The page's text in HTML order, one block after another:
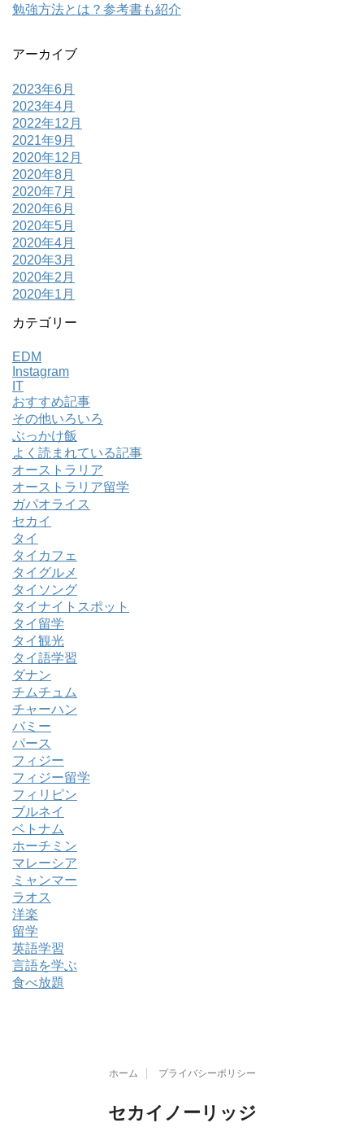
勉強方法とは？参考書も紹介
アーカイブ
2023年6月
2023年4月
2022年12月
2021年9月
2020年12月
2020年8月
2020年7月
2020年6月
2020年5月
2020年4月
2020年3月
2020年2月
2020年1月
カテゴリー
EDM
Instagram
IT
おすすめ記事
その他いろいろ
ぶっかけ飯
よく読まれている記事
オーストラリア
オーストラリア留学
ガパオライス
セカイ
タイ
タイカフェ
タイグルメ
タイソング
タイナイトスポット
タイ留学
タイ観光
タイ語学習
ダナン
チムチュム
チャーハン
バミー
パース
フィジー
フィジー留学
フィリピン
ブルネイ
ベトナム
ホーチミン
マレーシア
ミャンマー
ラオス
洋楽
留学
英語学習
言語を学ぶ
食べ放題
ホーム プライバシーポリシー
セカイノーリッジ